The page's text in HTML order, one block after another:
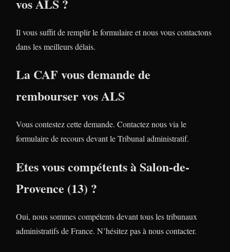
vos ALS ?
Il vous suffit de remplir le formulaire et nous vous contactons
dans les meilleurs délais.
La CAF vous demande de
rembourser vos ALS
Vous contestez cette demande. Contactez nous via le
formulaire de recours devant le Tribunal administratif.
Etes vous compétents à Salon-de-
Provence (13) ?
Oui, nous sommes compétents devant tous les tribunaux
administratifs de France. N’hésitez pas à nous contacter.